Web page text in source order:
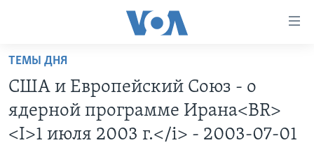
Перейти
основной
контент
Перейти
ПРОЕКТЫ
ТЕМЫ ДНЯ
США и Европейский Союз - о
ядерной программе Ирана<BR>
<I>1 июля 2003 г.</i> - 2003-07-01